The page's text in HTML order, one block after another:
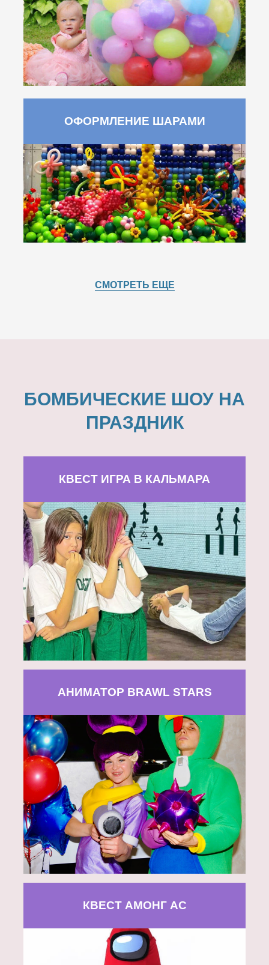
ОФОРМЛЕНИЕ ШАРАМИ
СМОТРЕТЬ ЕЩЕ
БОМБИЧЕСКИЕ ШОУ НА
ПРАЗДНИК
КВЕСТ ИГРА В КАЛЬМАРА
АНИМАТОР BRAWL STARS
КВЕСТ АМОНГ АС